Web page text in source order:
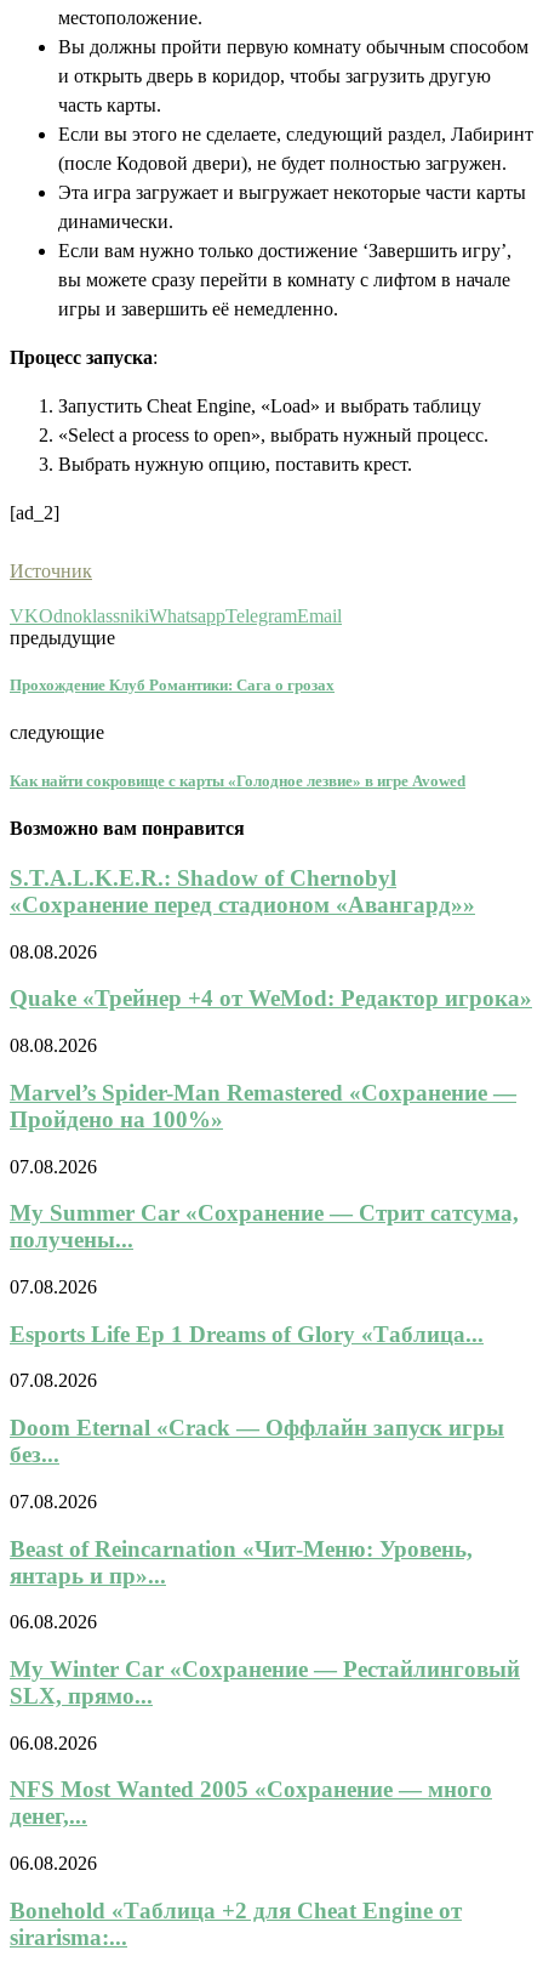
местоположение.
Вы должны пройти первую комнату обычным способом
и открыть дверь в коридор, чтобы загрузить другую
часть карты.
Если вы этого не сделаете, следующий раздел, Лабиринт
(после Кодовой двери), не будет полностью загружен.
Эта игра загружает и выгружает некоторые части карты
динамически.
Если вам нужно только достижение ‘Завершить игру’,
вы можете сразу перейти в комнату с лифтом в начале
игры и завершить её немедленно.
Процесс запуска:
Запустить Cheat Engine, «Load» и выбрать таблицу
«Select a process to open», выбрать нужный процесс.
Выбрать нужную опцию, поставить крест.
[ad_2]
Источник
VKOdnoklassnikiWhatsappTelegramEmail
предыдущие
Прохождение Клуб Романтики: Сага о грозах
следующие
Как найти сокровище с карты «Голодное лезвие» в игре Avowed
Возможно вам понравится
S.T.A.L.K.E.R.: Shadow of Chernobyl
«Сохранение перед стадионом «Авангард»»
08.08.2026
Quake «Трейнер +4 от WeMod: Редактор игрока»
08.08.2026
Marvel’s Spider-Man Remastered «Сохранение —
Пройдено на 100%»
07.08.2026
My Summer Car «Сохранение — Стрит сатсума,
получены...
07.08.2026
Esports Life Ep 1 Dreams of Glory «Таблица...
07.08.2026
Doom Eternal «Crack — Оффлайн запуск игры
без...
07.08.2026
Beast of Reincarnation «Чит-Меню: Уровень,
янтарь и пр»...
06.08.2026
My Winter Car «Сохранение — Рестайлинговый
SLX, прямо...
06.08.2026
NFS Most Wanted 2005 «Сохранение — много
денег,...
06.08.2026
Bonehold «Таблица +2 для Cheat Engine от
sirarisma:...